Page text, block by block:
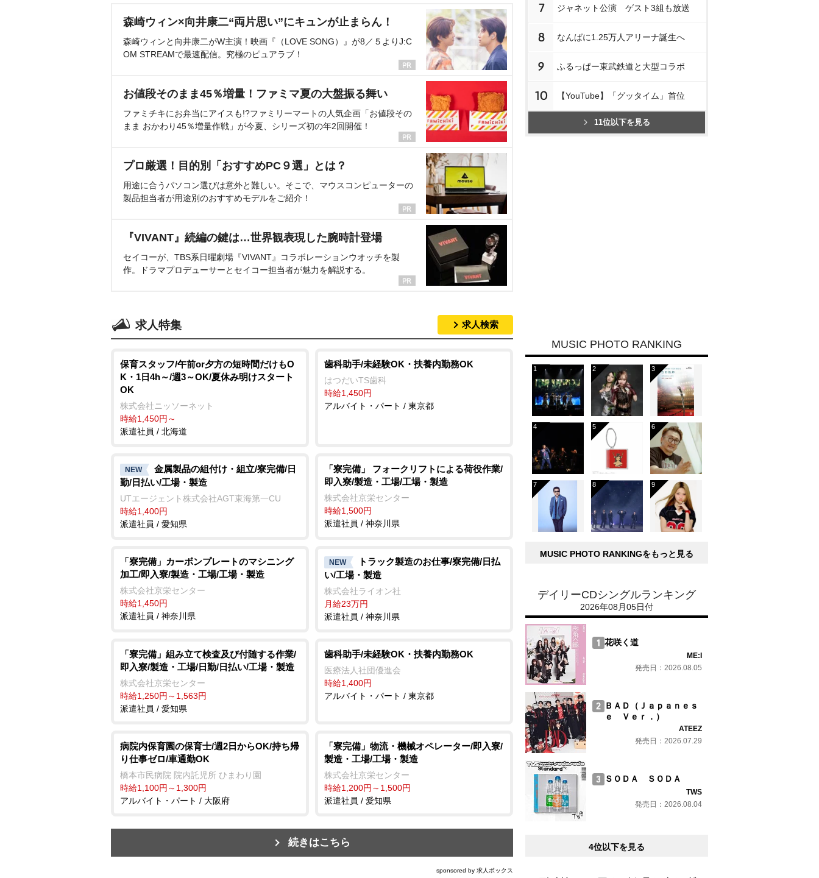
森崎ウィン×向井康二“両片思い”にキュンが止まらん！
森崎ウィンと向井康二がW主演！映画『（LOVE SONG）』が8／５よりJ:C
OM STREAMで最速配信。究極のピュアラブ！
お値段そのまま45％増量！ファミマ夏の大盤振る舞い
ファミチキにお弁当にアイスも!?ファミリーマートの人気企画「お値段その
まま おかわり45％増量作戦」が今夏、シリーズ初の年2回開催！
プロ厳選！目的別「おすすめPC９選」とは？
用途に合うパソコン選びは意外と難しい。そこで、マウスコンピューターの
製品担当者が用途別のおすすめモデルをご紹介！
『VIVANT』続編の鍵は…世界観表現した腕時計登場
セイコーが、TBS系日曜劇場『VIVANT』コラボレーションウオッチを製
作。ドラマプロデューサーとセイコー担当者が魅力を解説する。
求人特集 求人検索
保育スタッフ/午前or夕方の短時間だけもO
K・1日4h～/週3～OK/夏休み明けスタート
OK
株式会社ニッソーネット
時給1,450円～
派遣社員 / 北海道
歯科助手/未経験OK・扶養内勤務OK
はつだいTS歯科
時給1,450円
アルバイト・パート / 東京都
NEW
金属製品の組付け・組立/寮完備/日
勤/日払い/工場・製造
UTエージェント株式会社AGT東海第一CU
時給1,400円
派遣社員 / 愛知県
「寮完備」 フォークリフトによる荷役作業/
即入寮/製造・工場/工場・製造
株式会社京栄センター
時給1,500円
派遣社員 / 神奈川県
「寮完備」カーボンプレートのマシニング
加工/即入寮/製造・工場/工場・製造
株式会社京栄センター
時給1,450円
派遣社員 / 神奈川県
NEW
トラック製造のお仕事/寮完備/日払
い/工場・製造
株式会社ライオン社
月給23万円
派遣社員 / 神奈川県
「寮完備」組み立て検査及び付随する作業/
即入寮/製造・工場/日勤/日払い/工場・製造
株式会社京栄センター
時給1,250円～1,563円
派遣社員 / 愛知県
歯科助手/未経験OK・扶養内勤務OK
医療法人社団優進会
時給1,400円
アルバイト・パート / 東京都
病院内保育園の保育士/週2日からOK/持ち帰
り仕事ゼロ/車通勤OK
橋本市民病院 院内託児所 ひまわり園
時給1,100円～1,300円
アルバイト・パート / 大阪府
「寮完備」物流・機械オペレーター/即入寮/
製造・工場/工場・製造
株式会社京栄センター
時給1,200円～1,500円
派遣社員 / 愛知県
続きはこちら
sponsored by 求人ボックス
7 ジャネット公演 ゲスト3組も放送
8 なんばに1.25万人アリーナ誕生へ
9 ふるっぱー東武鉄道と大型コラボ
10 【YouTube】「グッタイム」首位
11位以下を見る
MUSIC PHOTO RANKING
MUSIC PHOTO RANKINGをもっと見る
デイリーCDシングルランキング
2026年08月05日付
花咲く道
ME:I
発売日：2026.08.05
ＢＡＤ（Ｊａｐａｎｅｓ
ｅ Ｖｅｒ．）
ATEEZ
発売日：2026.07.29
ＳＯＤＡ ＳＯＤＡ
TWS
発売日：2026.08.04
4位以下を見る